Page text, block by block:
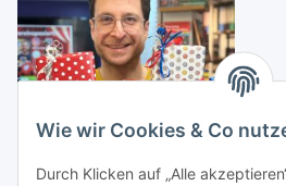
Wie wir Cookies & Co
Durch Klicken auf „Alle